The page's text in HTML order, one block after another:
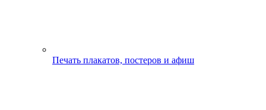
Печать плакатов, постеров и афиш